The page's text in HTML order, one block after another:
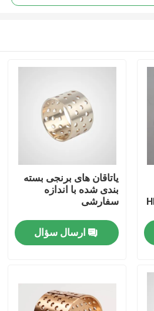
یاتاقان های برنجی بسته
بندی شده با اندازه
سفارشی
ارسال سؤال